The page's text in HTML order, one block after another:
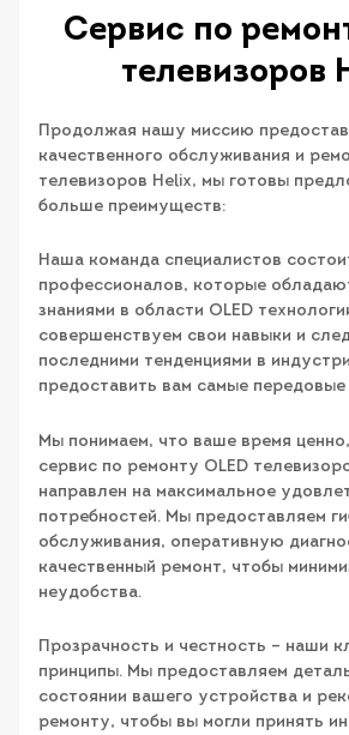
Сервис по
телевизоров
Продолжая нашу миссию
качественного обслуживания и
телевизоров Helix, мы готовы
больше преимуществ:
Наша команда специалистов
профессионалов, которые
знаниями в области OLED
совершенствуем свои навыки и
последними тенденциями в
предоставить вам самые
Мы понимаем, что ваше время
сервис по ремонту OLED
направлен на максимальное
потребностей. Мы предоставляем
обслуживания, оперативную
качественный ремонт, чтобы
неудобства.
Прозрачность и честность – наши
принципы. Мы предоставляем
состоянии вашего устройства и
ремонту, чтобы вы могли принять